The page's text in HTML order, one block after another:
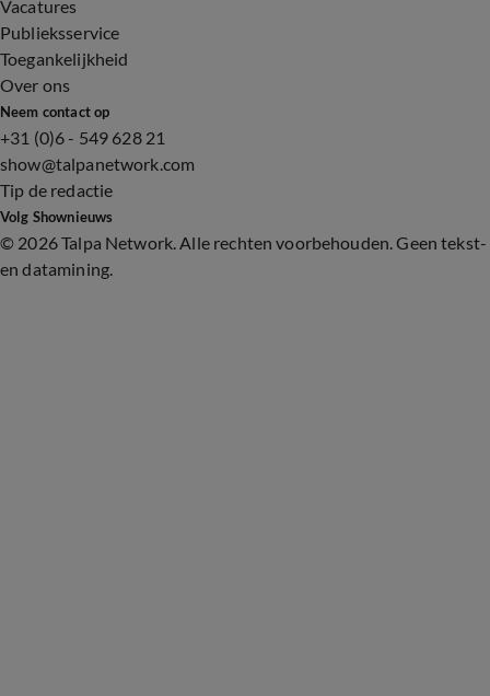
Vacatures
Publieksservice
Toegankelijkheid
Over ons
Neem contact op
+31 (0)6 - 549 628 21
show@talpanetwork.com
Tip de redactie
Volg Shownieuws
© 2026 Talpa Network. Alle rechten voorbehouden. Geen tekst-
en datamining.